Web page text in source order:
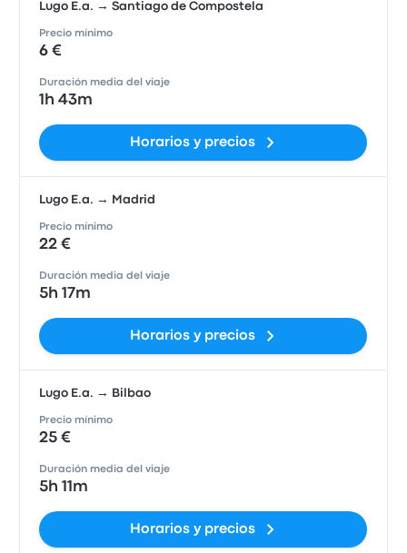
Lugo E.a. → Santiago de Compostela
Precio mínimo
6 €
Duración media del viaje
1h 43m
Horarios y precios
Lugo E.a. → Madrid
Precio mínimo
22 €
Duración media del viaje
5h 17m
Horarios y precios
Lugo E.a. → Bilbao
Precio mínimo
25 €
Duración media del viaje
5h 11m
Horarios y precios